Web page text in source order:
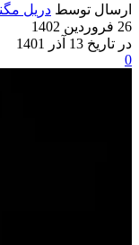
ارسال توسط دریل
26 فروردین 1402
در تاریخ 13 آذر 1401
0